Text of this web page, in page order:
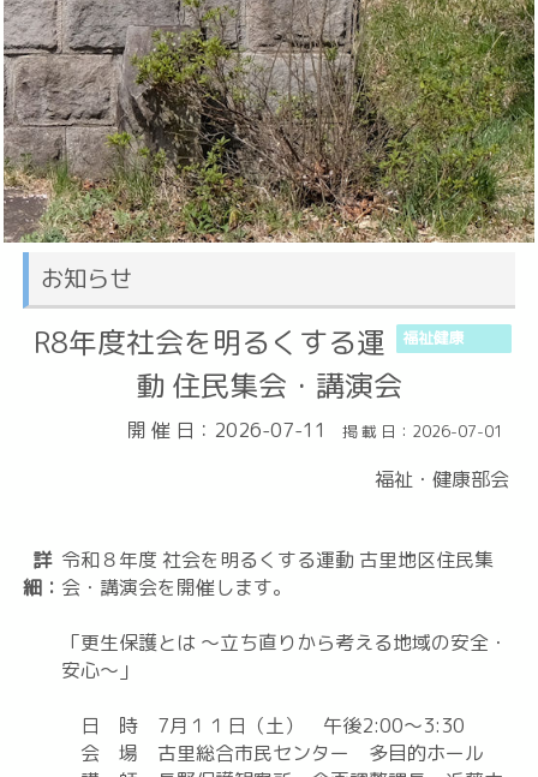
お知らせ
福祉健康
R8年度社会を明るくする運
動 住民集会・講演会
開 催 日：2026-07-11 掲 載 日：2026-07-01
福祉・健康部会
詳
細：
令和８年度 社会を明るくする運動 古里地区住民集
会・講演会を開催します。
「更生保護とは ～立ち直りから考える地域の安全・
安心～」
日 時 7月１１日（土） 午後2:00～3:30
会 場 古里総合市民センター 多目的ホール